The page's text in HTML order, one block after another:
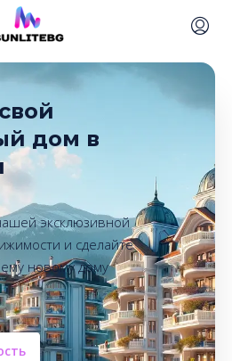
дом в
эксклюзивной
и сделайте
новому дому